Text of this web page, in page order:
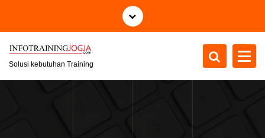
i
Solusi kebutuhan Training